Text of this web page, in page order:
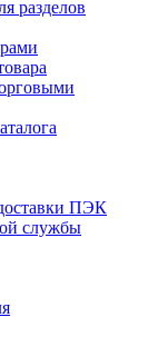
разделов
ПЭК
службы